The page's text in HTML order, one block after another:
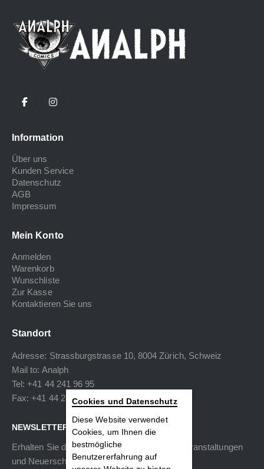
Information
Über uns
Kunden Service
Datenschutz
AGB
Impressum
Mein Konto
Anmelden
Warenkorb
Wunschliste
Zur Kasse
Kontaktieren Sie uns
Standort
Adresse: Strassburgstrasse 10, 8004 Zürich, Schweiz
Mail to: Analph
Tel: +41 44 241 96 95
Fax: +41 44 240 34 40
NEWSLETTER
Erhalten Sie die neuesten Informationen zu Veranstaltungen
und Neuerscheinungen.
Cookies und Datenschutz
Diese Website verwendet
Cookies, um Ihnen die
bestmögliche
Benutzererfahrung auf